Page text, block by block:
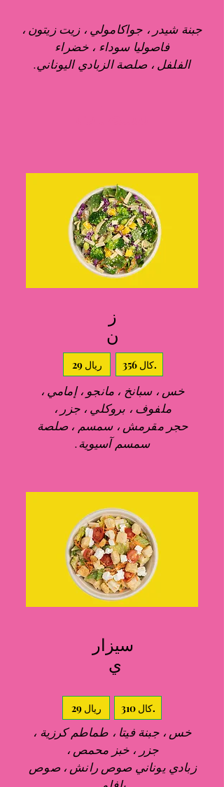
جبنة شيدر ، جواكامولي ، زيت زيتون ،
فاصوليا سوداء ، خضراء
الفلفل ، صلصة الزبادي اليوناني.
ز
ن
29 ريال 356 كال.
خس ، سبانخ ، مانجو ، إمامي ،
ملفوف ، بروكلي ، جزر ،
حجر مقرمش ، سمسم ، صلصة
سمسم آسيوية.
سيزار
ي
29 ريال 310 كال.
خس ، جبنة فيتا ، طماطم كرزية ،
جزر ، خبز محمص ،
زبادي يوناني صوص رانش ، صوص